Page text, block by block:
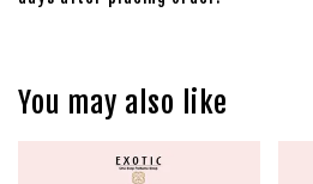
You may also like